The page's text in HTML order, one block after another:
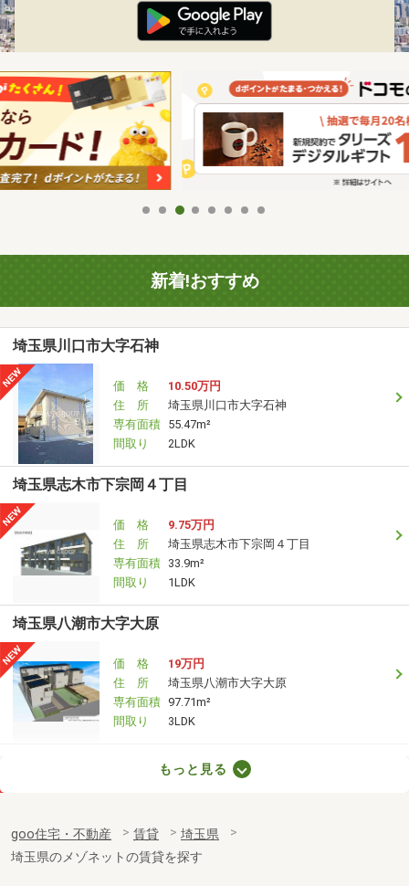
新着!おすすめ
埼玉県川口市大字石神
価 格
10.50万円
住 所
埼玉県川口市大字石神
専有面積 55.47m²
間取り
2LDK
埼玉県志木市下宗岡４丁目
価 格
9.75万円
住 所
埼玉県志木市下宗岡４丁目
専有面積 33.9m²
間取り
1LDK
埼玉県八潮市大字大原
価 格
19万円
住 所
埼玉県八潮市大字大原
専有面積 97.71m²
間取り
3LDK
埼玉県富士見市大字水子
専有面積
35.36m²
間取り
1LDK
もっと見る
goo住宅・不動産 賃貸
埼玉県
埼玉県のメゾネットの賃貸を探す